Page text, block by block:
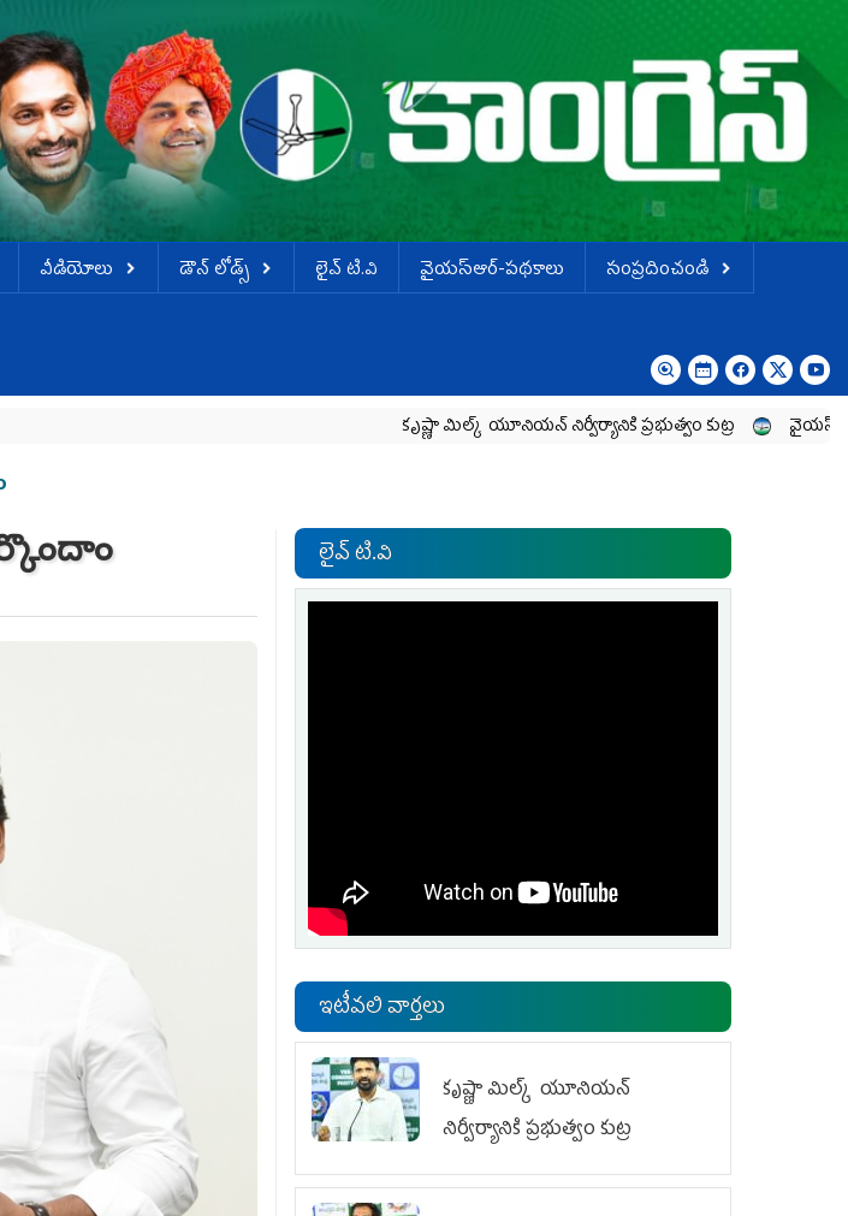
వీడియోలు డౌన్ లోడ్స్ లైవ్ టి.వి వైయస్ఆర్-పథకాలు
సంప్రదించండి
కృష్ణా మిల్క్‌ యూనియన్‌ నిర్వీర్యానికి ప్రభుత్వం కుట్ర వైయ‌స్ జగన్‌ ను
లైవ్ టి.వి
ఇటీవలి వార్తలు
కృష్ణా మిల్క్‌ యూనియన్‌
నిర్వీర్యానికి ప్రభుత్వం కుట్ర